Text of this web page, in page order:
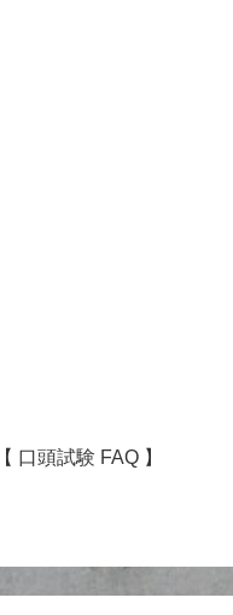
【 口頭試験 FAQ 】